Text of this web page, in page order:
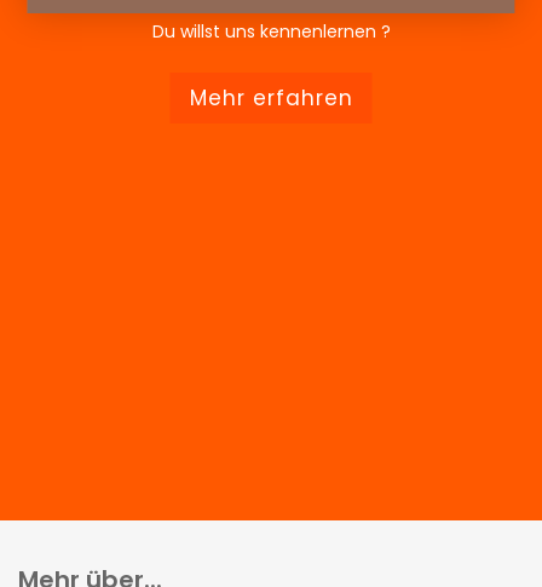
Du willst uns kennenlernen ?
Mehr erfahren
Mehr über...